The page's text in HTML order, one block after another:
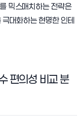
믹스매치하는 전략은
대화하는 현명한 인테
편의성 비교 분